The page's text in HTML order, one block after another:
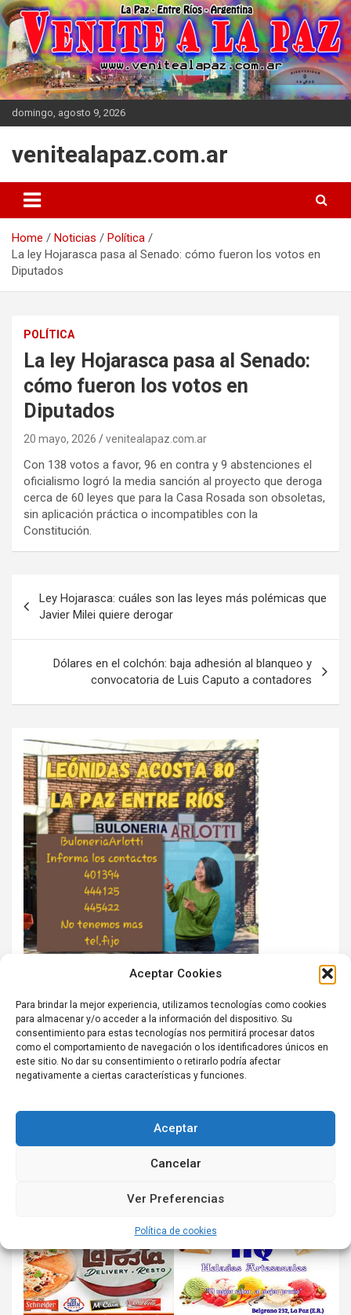
Aceptar Cookies
Para brindar la mejor experiencia, utilizamos tecnologías como cookies
para almacenar y/o acceder a la información del dispositivo. Su
consentimiento para estas tecnologías nos permitirá procesar datos
como el comportamiento de navegación o los identificadores únicos en
este sitio. No dar su consentimiento o retirarlo podría afectar
negativamente a ciertas características y funciones.
Aceptar
Cancelar
Ver Preferencias
Política de cookies
Skip
to
content
domingo, agosto 9, 2026
venitealapaz.com.ar
Home Noticias
Política
La ley Hojarasca pasa al Senado: cómo fueron los votos en
Diputados
POLÍTICA
La ley Hojarasca pasa al Senado:
cómo fueron los votos en
Diputados
20 mayo, 2026 venitealapaz.com.ar
Con 138 votos a favor, 96 en contra y 9 abstenciones el
oficialismo logró la media sanción al proyecto que deroga
cerca de 60 leyes que para la Casa Rosada son obsoletas,
sin aplicación práctica o incompatibles con la
Constitución.
de
entradas
Ley Hojarasca: cuáles son las leyes más polémicas que
Javier Milei quiere derogar
Dólares en el colchón: baja adhesión al blanqueo y
convocatoria de Luis Caputo a contadores